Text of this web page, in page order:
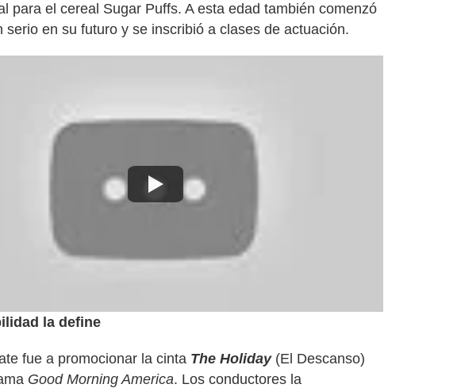
para el cereal Sugar Puffs. A esta edad también comenzó
serio en su futuro y se inscribió a clases de actuación.
la define
fue a promocionar la cinta The Holiday(El Descanso)
Good Morning America. Los conductores la